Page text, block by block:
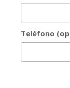
Teléfono